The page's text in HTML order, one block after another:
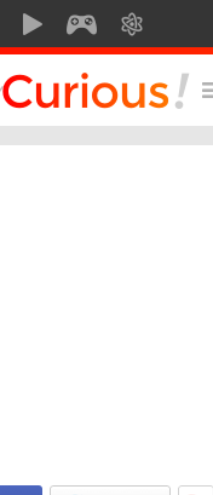
SOOCURIOUSSOOMOTIONSOOGEEK